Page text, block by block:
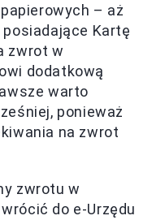
– aż
posiadające Kartę
zwrot w
dodatkową
warto
ponieważ
na zwrot
zwrotu w
do e-Urzędu